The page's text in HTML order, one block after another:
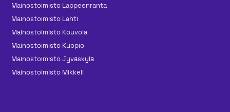
Mainos­toimisto Lappeenranta
Mainos­toimisto Lahti
Mainos­toimisto Kouvola
Mainos­toimisto Kuopio
Mainos­toimisto Jyväskylä
Mainos­toimisto Mikkeli